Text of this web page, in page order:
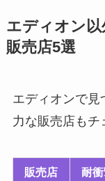
エディオン
販売店5選
エディオンで見
力な販売店もチ
販売店
耐